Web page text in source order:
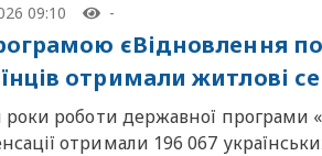
09:10 -
єВідновлення
отримали житлові
роки роботи державної програми
отримали 196 067